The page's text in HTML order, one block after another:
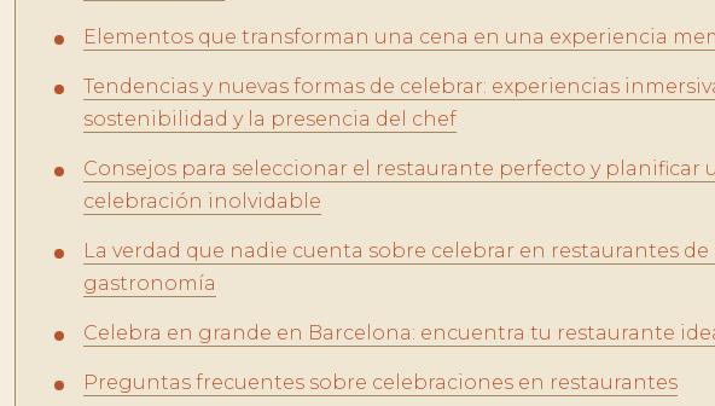
Elementos que transforman una cena en una experiencia
Tendencias y nuevas formas de celebrar: experiencias
sostenibilidad y la presencia del chef
Consejos para seleccionar el restaurante perfecto y planificar
celebración inolvidable
La verdad que nadie cuenta sobre celebrar en restaurantes de
gastronomía
Celebra en grande en Barcelona: encuentra tu restaurante
Preguntas frecuentes sobre celebraciones en restaurantes